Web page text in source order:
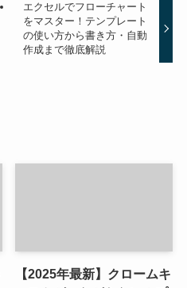
エクセルでフローチャート
をマスター！テンプレート
の使い方から書き方・自動
作成まで徹底解説
【2025年最新】クロームキ